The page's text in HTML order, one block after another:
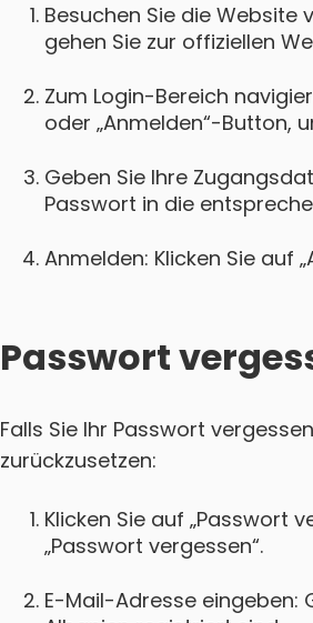
Besuchen Sie die Website
gehen Sie zur offiziellen
Zum Login-Bereich
oder „Anmelden“-Button,
Geben Sie Ihre
Passwort in die
Anmelden: Klicken Sie auf
Passwort
Falls Sie Ihr Passwort
zurückzusetzen:
Klicken Sie auf „Passwort
„Passwort vergessen“.
E-Mail-Adresse eingeben: